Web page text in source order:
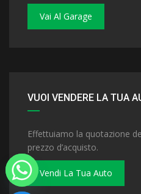
Vai Al Garage
VUOI VENDERE LA TUA
Effettuiamo la quotazione
prezzo d’acquisto.
Vendi La Tua Auto